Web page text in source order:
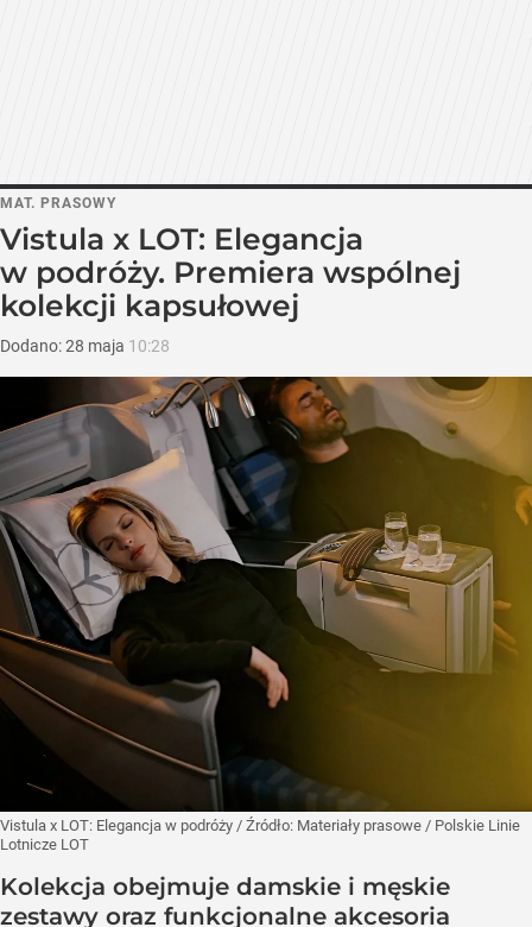
MAT. PRASOWY
Vistula x LOT: Elegancja
w podróży. Premiera wspólnej
kolekcji kapsułowej
Dodano:28 maja 10:28
Vistula x LOT: Elegancja w podróży / Źródło: Materiały prasowe / Polskie Linie
Lotnicze LOT
Kolekcja obejmuje damskie i męskie
zestawy oraz funkcjonalne akcesoria